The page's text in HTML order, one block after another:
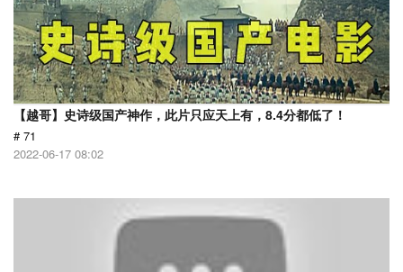
【越哥】史诗级国产神作，此片只应天上有，8.4分都低了！
# 71
2022-06-17 08:02